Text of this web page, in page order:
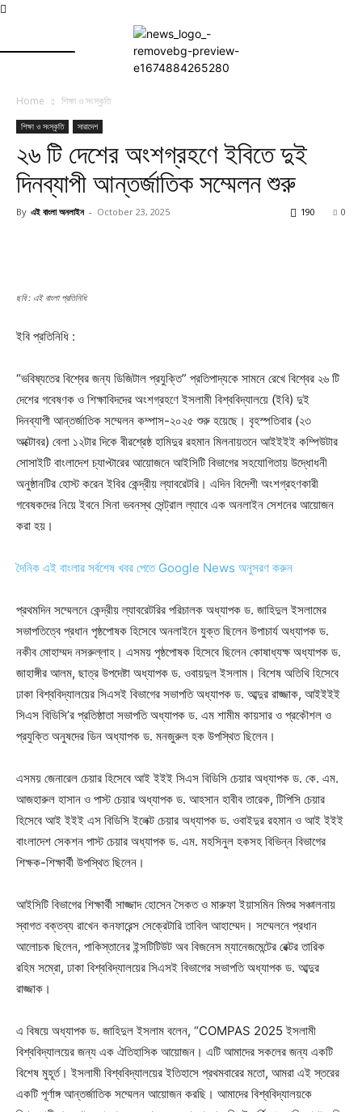
Home শিক্ষা ও সংস্কৃতি
শিক্ষা ও সংস্কৃতি সারাদেশ
২৬ টি দেশের অংশগ্রহণে ইবিতে দুই
দিনব্যাপী আন্তর্জাতিক সম্মেলন শুরু
By এই বাংলা অনলাইন - October 23, 2025 0
190
ছবি : এই বাংলা প্রতিনিধি
ইবি প্রতিনিধি :
“ভবিষ্যতের বিশ্বের জন্য ডিজিটাল প্রযুক্তি” প্রতিপাদ্যকে সামনে রেখে বিশ্বের ২৬ টি
দেশের গবেষণক ও শিক্ষাবিদদের অংশগ্রহণে ইসলামী বিশ্ববিদ্যালয়ে (ইবি) দুই
দিনব্যাপী আন্তর্জাতিক সম্মেলন কম্পাস-২০২৫ শুরু হয়েছে। বৃহস্পতিবার (২৩
অক্টোবর) বেলা ১২টার দিকে বীরশ্রেষ্ঠ হামিদুর রহমান মিলনায়তনে আইইইই কম্পিউটার
সোসাইটি বাংলাদেশ চ্যাপ্টারের আয়োজনে আইসিটি বিভাগের সহযোগিতায় উদ্ধোধনী
অনুষ্ঠানটির হোস্ট করেন ইবির কেন্দ্রীয় ল্যাবরেটরি। এদিন বিদেশী অংশগ্রহণকারী
গবেষকদের নিয়ে ইবনে সিনা ভবনস্থ সেন্ট্রাল ল্যাবে এক অনলাইন সেশনের আয়োজন
করা হয়।
দৈনিক এই বাংলার সর্বশেষ খবর পেতে Google News অনুসরণ করুন
প্রথমদিন সম্মেলনে কেন্দ্রীয় ল্যাবরেটরির পরিচালক অধ্যাপক ড. জাহিদুল ইসলামের
সভাপতিত্বে প্রধান পৃষ্ঠপোষক হিসেবে অনলাইনে যুক্ত ছিলেন উপাচার্য অধ্যাপক ড.
নকীব মোহাম্মদ নসরুল্লাহ। এসময় পৃষ্ঠপোষক হিসেবে ছিলেন কোষাধ্যক্ষ অধ্যাপক ড.
জাহাঙ্গীর আলম, ছাত্র উপদেষ্টা অধ্যাপক ড. ওবায়দুল ইসলাম। বিশেষ অতিথি হিসেবে
ঢাকা বিশ্ববিদ্যালয়ের সিএসই বিভাগের সভাপতি অধ্যাপক ড. আব্দুর রাজ্জাক, আইইইই
সিএস বিডিসি’র প্রতিষ্ঠাতা সভাপতি অধ্যাপক ড. এম শামীম কায়সার ও প্রকৌশল ও
প্রযুক্তি অনুষদের ডিন অধ্যাপক ড. মনজুরুল হক উপস্থিত ছিলেন।
এসময় জেনারেল চেয়ার হিসেবে আই ইইই সিএস বিডিসি চেয়ার অধ্যাপক ড. কে. এম.
আজহারুল হাসান ও পাস্ট চেয়ার অধ্যাপক ড. আহসান হাবীব তারেক, টিপিসি চেয়ার
হিসেবে আই ইইই এস বিডিসি ইলেক্ট চেয়ার অধ্যাপক ড. ওবাইদুর রহমান ও আই ইইই
বাংলাদেশ সেকশন পাস্ট চেয়ার অধ্যাপক ড. এম. মহসিনুল হকসহ বিভিন্ন বিভাগের
শিক্ষক-শিক্ষার্থী উপস্থিত ছিলেন।
আইসিটি বিভাগের শিক্ষার্থী সাজ্জাদ হোসেন সৈকত ও মারুফা ইয়াসমিন মিশুর সঞ্চালনায়
স্বাগত বক্তব্য রাখেন কনফারেন্স সেক্রেটারি তাবিল আহাম্মেদ। সম্মেলনে প্রধান
আলোচক ছিলেন, পাকিস্তানের ইন্সটিটিউট অব বিজনেস ম্যানেজমেন্টের রেক্টর তারিক
রহিম সম্রো, ঢাকা বিশ্ববিদ্যালয়ের সিএসই বিভাগের সভাপতি অধ্যাপক ড. আব্দুর
রাজ্জাক।
এ বিষয়ে অধ্যাপক ড. জাহিদুল ইসলাম বলেন, “COMPAS 2025 ইসলামী
বিশ্ববিদ্যালয়ের জন্য এক ঐতিহাসিক আয়োজন। এটি আমাদের সকলের জন্য একটি
বিশেষ মুহূর্ত। ইসলামী বিশ্ববিদ্যালয়ের ইতিহাসে প্রথমবারের মতো, আমরা এই স্তরের
একটি পূর্ণাঙ্গ আন্তর্জাতিক সম্মেলন আয়োজন করছি। আমাদের বিশ্ববিদ্যালয়কে